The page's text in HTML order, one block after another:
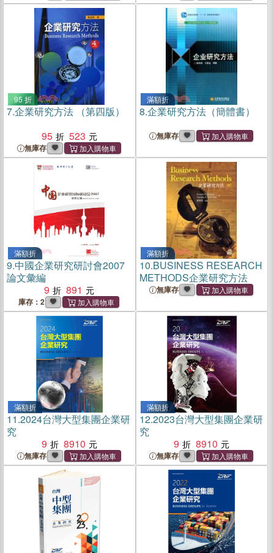
95 折
7.企業研究方法 （第四版）
95
523
無庫存
滿額折
8.企業研究方法（簡體書）
無庫存
滿額折
9.中國企業研究研討會2007
論文彙編
9
891
庫存：2
滿額折
10.BUSINESS RESEARCH
METHODS企業研究方法
無庫存
滿額折
11.2024台灣大型集團企業研
究
9
8910
無庫存
滿額折
12.2023台灣大型集團企業研
究
9
8910
無庫存